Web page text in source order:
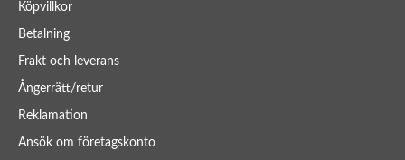
Köpvillkor
Betalning
Frakt och leverans
Ångerrätt/retur
Reklamation
Ansök om företagskonto